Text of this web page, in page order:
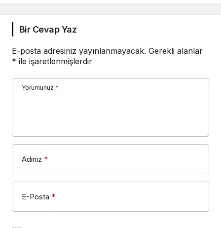
Bir Cevap Yaz
E-posta adresiniz yayınlanmayacak. Gerekli alanlar
* ile işaretlenmişlerdir
Yorumunuz *
Adınız *
E-Posta *